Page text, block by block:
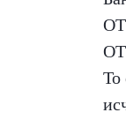
То